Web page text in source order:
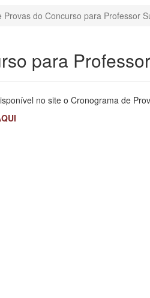
Provas do Concurso para Professor
para
no site o Cronograma de